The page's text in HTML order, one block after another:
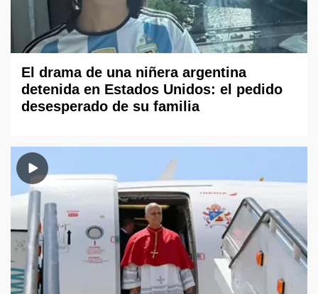
El drama de una niñera argentina
detenida en Estados Unidos: el pedido
desesperado de su familia